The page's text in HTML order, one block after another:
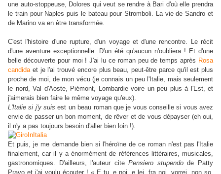
une auto-stoppeuse, Dolores qui veut se rendre à Bari d'où elle prendra
le train pour Naples puis le bateau pour Stromboli. La vie de Sandro et
de Marino va en être transformée.
C'est l'histoire d'une rupture, d'un voyage et d'une rencontre. Le récit
d'une aventure exceptionnelle. D'un été qu'aucun n'oubliera ! Et d'une
belle découverte pour moi ! J'ai lu ce roman peu de temps après Rosa
candidaet je l'ai trouvé encore plus beau, peut-être parce qu'il est plus
proche de moi, de mon vécu (je connais un peu l'Italie, mais seulement
le nord, Val d'Aoste, Piémont, Lombardie voire un peu plus à l'Est, et
j'aimerais bien faire le même voyage qu'eux).
L'Italie si j'y suis est un beau roman que je vous conseille si vous avez
envie de passer un bon moment, de rêver et de vous dépayser (eh oui,
il n'y a pas toujours besoin d'aller bien loin !).
Et puis, je me demande bien si l'héroïne de ce roman n'est pas l'Italie
finalement, car il y a énormément de références littéraires, musicales,
gastronomiques. D'ailleurs, l'auteur citePensiero stupendode Patty
Pravo et j'ai voulu écouter ! « E tu, e noi, e lei, fra noi, vorrei, non so,